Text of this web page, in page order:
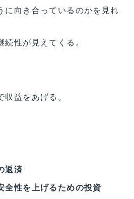
に向き合っているのかを見れ
性が見えてくる。
益をあげる。
返済
全性を上げるための投資